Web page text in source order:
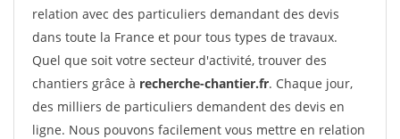
relation avec des particuliers demandant des devis
dans toute la France et pour tous types de travaux.
Quel que soit votre secteur d'activité, trouver des
chantiers grâce à recherche-chantier.fr. Chaque jour,
des milliers de particuliers demandent des devis en
ligne. Nous pouvons facilement vous mettre en relation